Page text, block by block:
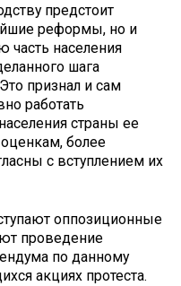
предстоит
реформы, но и
часть населения
шага
признал и сам
работать
страны ее
более
с вступлением их
оппозиционные
проведение
по данному
акциях протеста.